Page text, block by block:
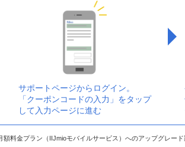
サポートページからログイン。
「クーポンコードの入力」をタップ
して入力ページに進む
額料金プラン（IIJmioモバイルサービス）へのアップグレー